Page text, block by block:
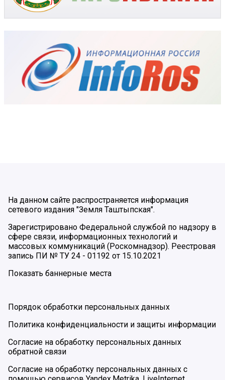
На данном сайте распространяется информация
сетевого издания "Земля Таштыпская".
Зарегистрировано Федеральной службой по надзору в
сфере связи, информационных технологий и
массовых коммуникаций (Роскомнадзор). Реестровая
запись ПИ № ТУ 24 - 01192 от 15.10.2021
Показать баннерные места
Порядок обработки персональных данных
Политика конфиденциальности и защиты информации
Согласие на обработку персональных данных
обратной связи
Согласие на обработку персональных данных с